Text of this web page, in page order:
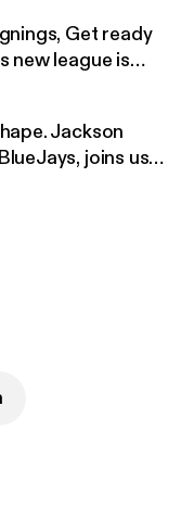
Get ready
new league is
guest Alec
Jackson
joins us
on rSports